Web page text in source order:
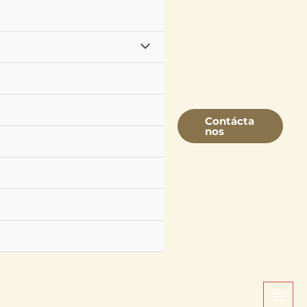
Contácta
Nos